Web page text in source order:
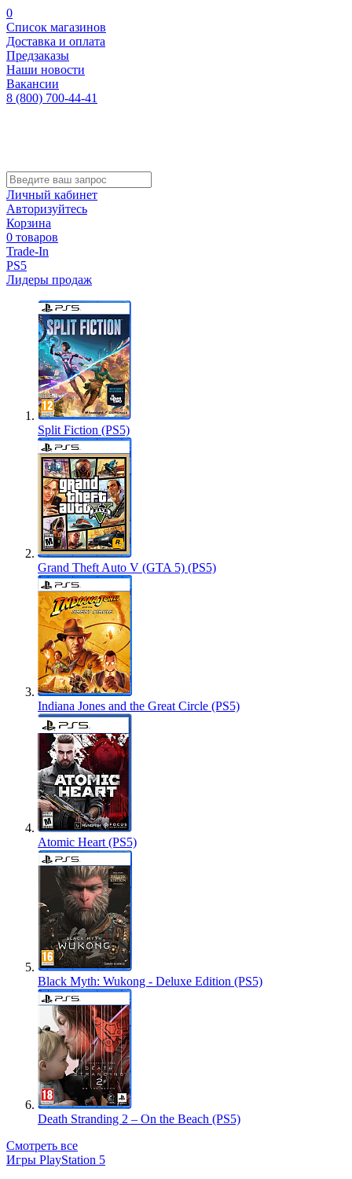
0
Список магазинов
Доставка и оплата
Предзаказы
Наши новости
Вакансии
8 (800) 700-44-41
Личный кабинет
Авторизуйтесь
Корзина
0 товаров
Trade-In
PS5
Лидеры продаж
Split Fiction (PS5)
Grand Theft Auto V (GTA 5) (PS5)
Indiana Jones and the Great Circle (PS5)
Atomic Heart (PS5)
Black Myth: Wukong - Deluxe Edition (PS5)
Death Stranding 2 – On the Beach (PS5)
Смотреть все
Игры PlayStation 5